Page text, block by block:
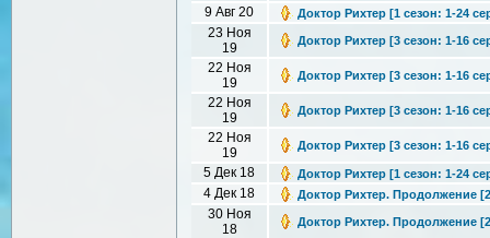
9 Авг 20 Доктор Рихтер [1 сезон: 1-24
23 Ноя
19
Доктор Рихтер [3 сезон: 1-16
22 Ноя
19
Доктор Рихтер [3 сезон: 1-16
22 Ноя
19
Доктор Рихтер [3 сезон: 1-16
22 Ноя
19
Доктор Рихтер [3 сезон: 1-16
5 Дек 18 Доктор Рихтер [1 сезон: 1-24
4 Дек 18 Доктор Рихтер. Продолжение
30 Ноя
18
Доктор Рихтер. Продолжение